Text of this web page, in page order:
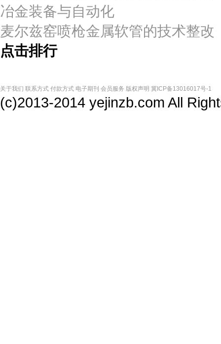
冶金装备与自动化
麦尔兹窑喷枪金属软管的技术整改
点击排行
关于我们 联系方式 付款方式 电子期刊 会员服务 版权声明 冀ICP备13016017号-1
(c)2013-2014 yejinzb.com All